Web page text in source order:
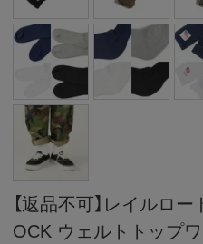
【返品不可】レイルロ
OCK ウェルトトップ